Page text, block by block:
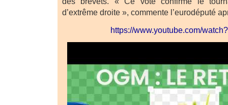
d’extrême droite », commente l’eurodéputé
https://www.youtube.com/